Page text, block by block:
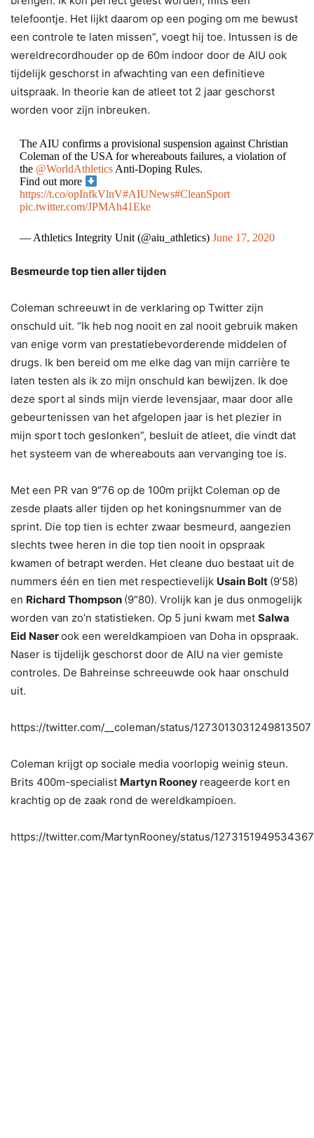
telefoontje. Het lijkt daarom op een poging om me bewust
een controle te laten missen”, voegt hij toe. Intussen is de
wereldrecordhouder op de 60m indoor door de AIU ook
tijdelijk geschorst in afwachting van een definitieve
uitspraak. In theorie kan de atleet tot 2 jaar geschorst
worden voor zijn inbreuken.
The AIU confirms a provisional suspension against Christian
Coleman of the USA for whereabouts failures, a violation of
the @WorldAthleticsAnti-Doping Rules.
Find out more
https://t.co/opInfkVlnV#AIUNews#CleanSport
pic.twitter.com/JPMAh41Eke
— Athletics Integrity Unit (@aiu_athletics) June 17, 2020
Besmeurde top tien aller tijden
Coleman schreeuwt in de verklaring op Twitter zijn
onschuld uit. “Ik heb nog nooit en zal nooit gebruik maken
van enige vorm van prestatiebevorderende middelen of
drugs. Ik ben bereid om me elke dag van mijn carrière te
laten testen als ik zo mijn onschuld kan bewijzen. Ik doe
deze sport al sinds mijn vierde levensjaar, maar door alle
gebeurtenissen van het afgelopen jaar is het plezier in
mijn sport toch geslonken”, besluit de atleet, die vindt dat
het systeem van de whereabouts aan vervanging toe is.
Met een PR van 9″76 op de 100m prijkt Coleman op de
zesde plaats aller tijden op het koningsnummer van de
sprint. Die top tien is echter zwaar besmeurd, aangezien
slechts twee heren in die top tien nooit in opspraak
kwamen of betrapt werden. Het cleane duo bestaat uit de
nummers één en tien met respectievelijk Usain Bolt (9’58)
en Richard Thompson (9″80). Vrolijk kan je dus onmogelijk
worden van zo’n statistieken. Op 5 juni kwam met Salwa
Eid Naserook een wereldkampioen van Doha in opspraak.
Naser is tijdelijk geschorst door de AIU na vier gemiste
controles. De Bahreinse schreeuwde ook haar onschuld
uit.
https://twitter.com/__coleman/status/1273013031249813507
Coleman krijgt op sociale media voorlopig weinig steun.
Brits 400m-specialist Martyn Rooney reageerde kort en
krachtig op de zaak rond de wereldkampioen.
https://twitter.com/MartynRooney/status/